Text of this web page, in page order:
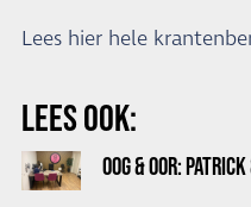
Lees hier hele
LEES OOK:
OOG & OOR: